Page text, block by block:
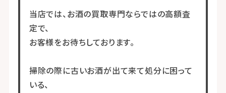
当店では、お酒の買取専門ならではの高額査
定で、
お客様をお待ちしております。
掃除の際に古いお酒が出て来て処分に困って
いる、